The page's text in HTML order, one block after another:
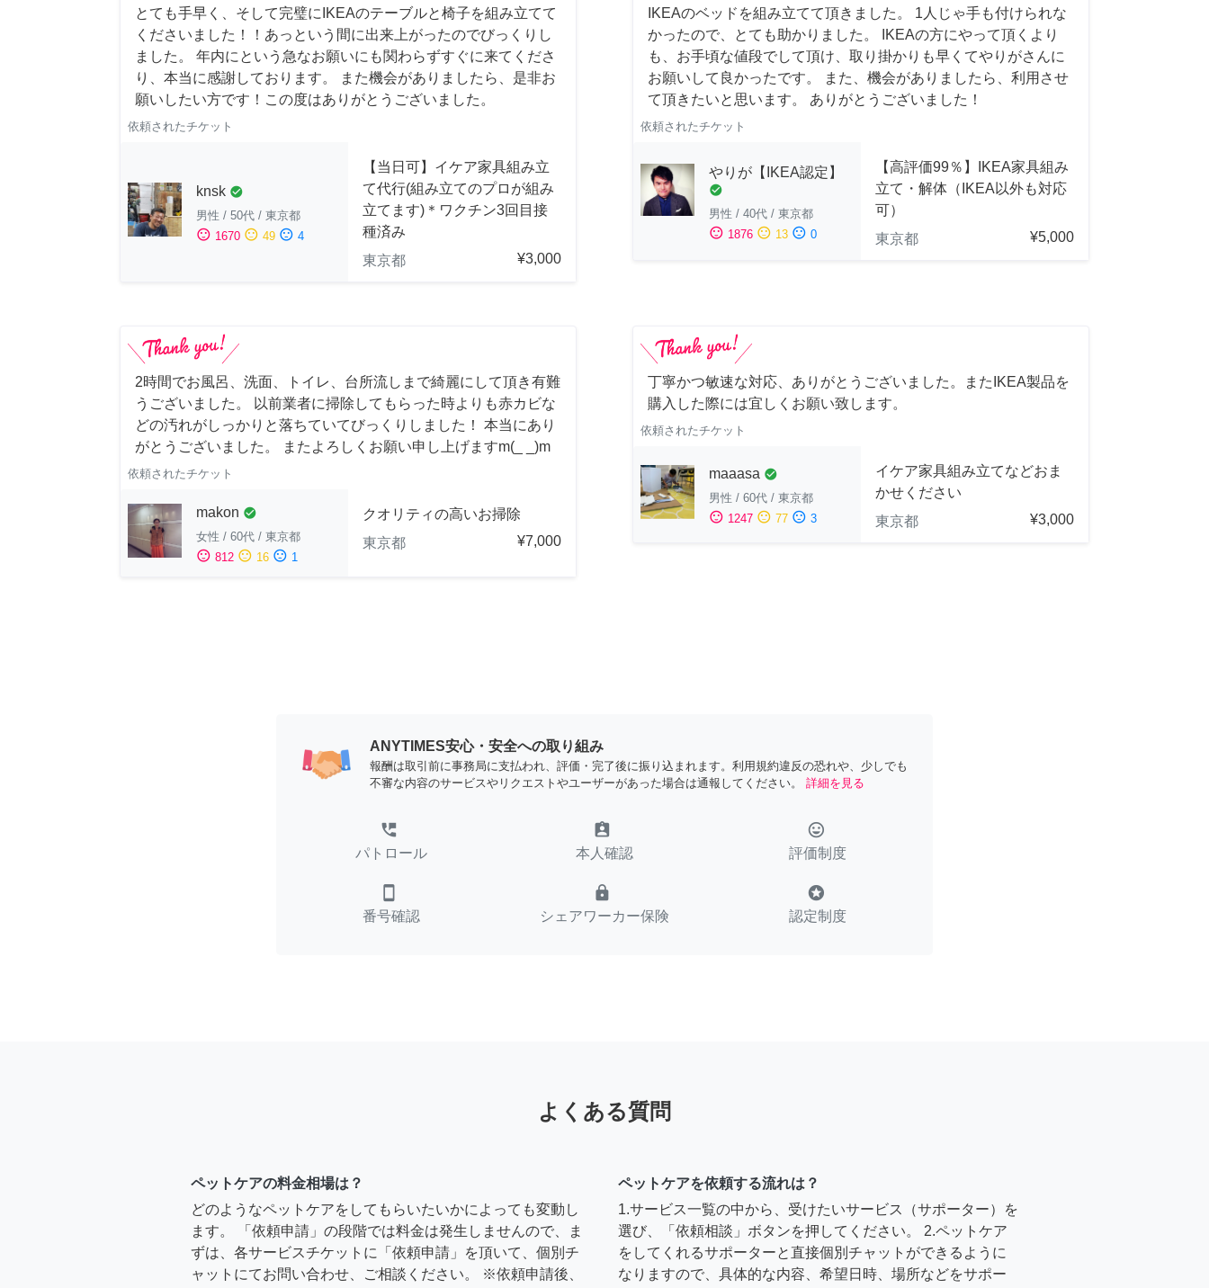
とても手早く、そして完璧にIKEAのテーブルと椅子を組み立てて
くださいました！！あっという間に出来上がったのでびっくりし
ました。 年内にという急なお願いにも関わらずすぐに来てくださ
り、本当に感謝しております。 また機会がありましたら、是非お
願いしたい方です！この度はありがとうございました。
依頼されたチケット
knsk check_circle
男性 / 50代 / 東京都
sentiment_satisfied 1670 sentiment_neutral 49 sentiment_dissatisfied 4
【当日可】イケア家具組み立
て代行(組み立てのプロが組み
立てます)＊ワクチン3回目接
種済み
東京都
¥3,000
IKEAのベッドを組み立てて頂きました。 1人じゃ手も付けられな
かったので、とても助かりました。 IKEAの方にやって頂くより
も、お手頃な値段でして頂け、取り掛かりも早くてやりがさんに
お願いして良かったです。 また、機会がありましたら、利用させ
て頂きたいと思います。 ありがとうございました！
依頼されたチケット
やりが【IKEA認定】
check_circle
男性 / 40代 / 東京都
sentiment_satisfied 1876 sentiment_neutral 13 sentiment_dissatisfied 0
【高評価99％】IKEA家具組み
立て・解体（IKEA以外も対応
可）
東京都
¥5,000
2時間でお風呂、洗面、トイレ、台所流しまで綺麗にして頂き有難
うございました。 以前業者に掃除してもらった時よりも赤カビな
どの汚れがしっかりと落ちていてびっくりしました！ 本当にあり
がとうございました。 またよろしくお願い申し上げますm(_ _)m
依頼されたチケット
makon check_circle
女性 / 60代 / 東京都
sentiment_satisfied 812 sentiment_neutral 16 sentiment_dissatisfied 1
クオリティの高いお掃除
東京都
¥7,000
丁寧かつ敏速な対応、ありがとうございました。またIKEA製品を
購入した際には宜しくお願い致します。
依頼されたチケット
maaasa check_circle
男性 / 60代 / 東京都
sentiment_satisfied 1247 sentiment_neutral 77 sentiment_dissatisfied 3
イケア家具組み立てなどおま
かせください
東京都
¥3,000
ANYTIMES安心・安全への取り組み
報酬は取引前に事務局に支払われ、評価・完了後に振り込まれます。利用規約違反の恐れや、少しでも
不審な内容のサービスやリクエストやユーザーがあった場合は通報してください。
詳細を見る
perm_phone_msg
パトロール
assignment_ind
本人確認
tag_faces
評価制度
smartphone
番号確認
lock
シェアワーカー保険
stars
認定制度
よくある質問
ペットケアの料金相場は？
どのようなペットケアをしてもらいたいかによっても変動し
ます。 「依頼申請」の段階では料金は発生しませんので、ま
ずは、各サービスチケットに「依頼申請」を頂いて、個別チ
ャットにてお問い合わせ、ご相談ください。 ※依頼申請後、
ペットケアを依頼する流れは？
1.サービス一覧の中から、受けたいサービス（サポーター）を
選び、「依頼相談」ボタンを押してください。 2.ペットケア
をしてくれるサポーターと直接個別チャットができるように
なりますので、具体的な内容、希望日時、場所などをサポー